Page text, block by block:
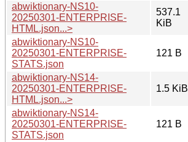
abwiktionary-NS10-
20250301-ENTERPRISE-
HTML.json...>
537.1
KiB
abwiktionary-NS10-
20250301-ENTERPRISE-
STATS.json
121 B
abwiktionary-NS14-
20250301-ENTERPRISE-
HTML.json...>
1.5 KiB
abwiktionary-NS14-
20250301-ENTERPRISE-
STATS.json
121 B